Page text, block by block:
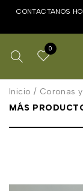
CONTACTANOS
0
Inicio / Coronas
MÁS